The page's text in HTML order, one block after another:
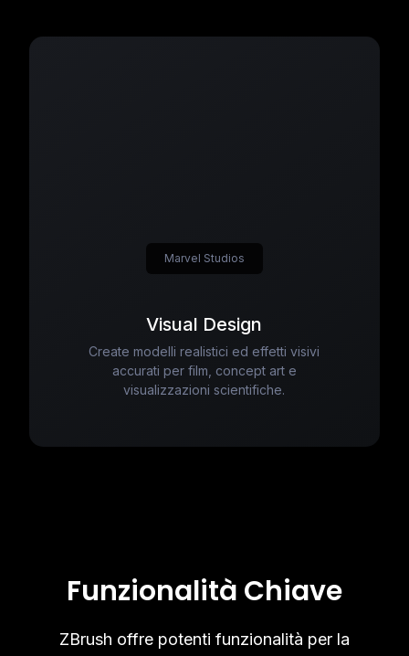
Visual Design
Create modelli realistici ed effetti visivi
accurati per film, concept art e
visualizzazioni scientifiche.
Marvel Studios
Funzionalità Chiave
ZBrush offre potenti funzionalità per la